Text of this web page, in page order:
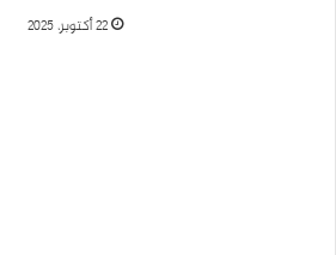
22 أكتوبر، 2025